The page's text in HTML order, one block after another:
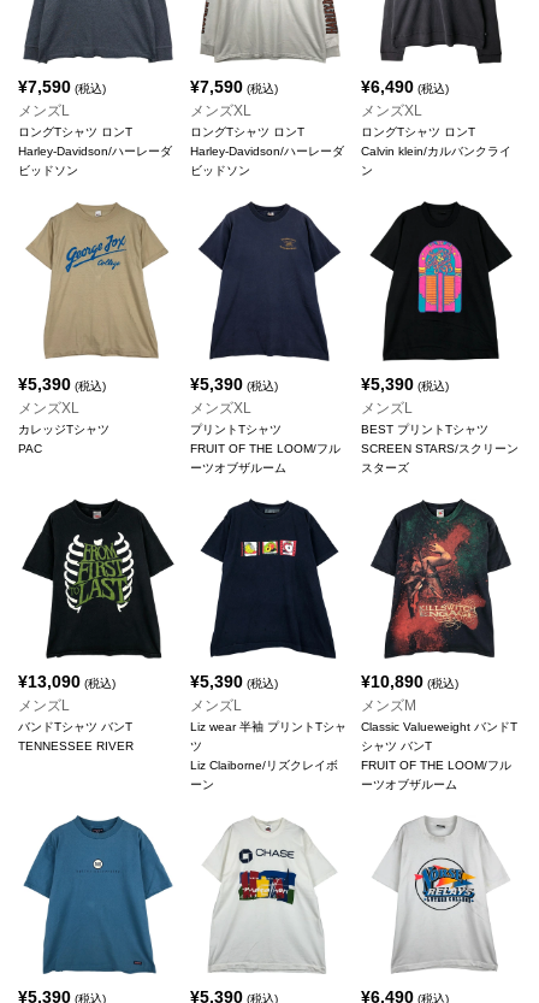
¥7,590 (税込)
メンズL
ロングTシャツ ロンT
Harley-Davidson/ハーレーダ
ビッドソン
¥7,590(税込)
メンズXL
ロングTシャツ ロンT
Harley-Davidson/ハーレーダ
ビッドソン
¥6,490 (税込)
メンズXL
ロングTシャツ ロンT
Calvin klein/カルバンクライ
ン
¥5,390 (税込)
メンズXL
カレッジTシャツ
PAC
¥5,390(税込)
メンズXL
プリントTシャツ
FRUIT OF THE LOOM/フル
ーツオブザルーム
¥5,390 (税込)
メンズL
BEST プリントTシャツ
SCREEN STARS/スクリーン
スターズ
¥13,090 (税込)
メンズL
バンドTシャツ バンT
TENNESSEE RIVER
¥5,390(税込)
メンズL
Liz wear 半袖 プリントTシャ
ツ
Liz Claiborne/リズクレイボ
ーン
¥10,890 (税込)
メンズM
Classic Valueweight バンドT
シャツ バンT
FRUIT OF THE LOOM/フル
ーツオブザルーム
¥5,390 (税込) ¥5,390(税込) ¥6,490 (税込)